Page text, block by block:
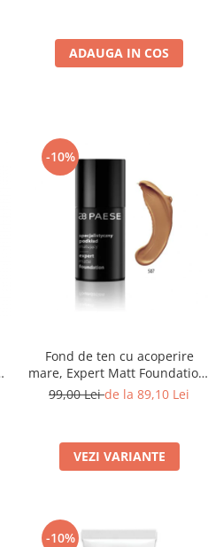
ADAUGA IN COS
-10%
Fond de ten cu acoperire
mare, Expert Matt Foundation,
500W Light Beige - 30ml
99,00 Leide la 89,10 Lei
VEZI VARIANTE
-10%